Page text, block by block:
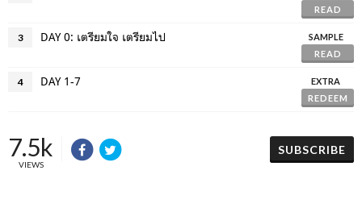
READ
3 DAY 0: เตรียมใจ เตรียมไป
SAMPLE
READ
4 DAY 1-7
EXTRA
REDEEM
7.5k
VIEWS
SUBSCRIBE